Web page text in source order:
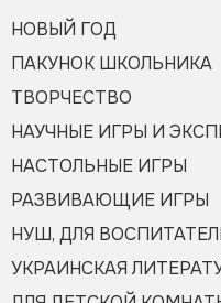
НОВЫЙ ГОД
ПАКУНОК ШКОЛЬНИКА
ТВОРЧЕСТВО
НАУЧНЫЕ ИГРЫ И
НАСТОЛЬНЫЕ ИГРЫ
РАЗВИВАЮЩИЕ ИГРЫ
НУШ, ДЛЯ
УКРАИНСКАЯ